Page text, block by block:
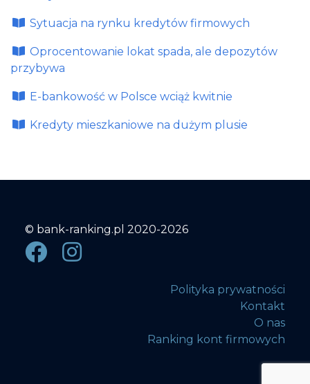
Sytuacja na rynku kredytów firmowych
Oprocentowanie lokat spada, ale depozytów
przybywa
E-bankowość w Polsce wciąż kwitnie
Kredyty mieszkaniowe na dużym plusie
© bank-ranking.pl 2020-2026
Polityka prywatności
Kontakt
O nas
Ranking kont firmowych